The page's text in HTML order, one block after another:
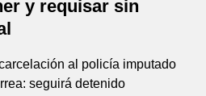
y requisar sin